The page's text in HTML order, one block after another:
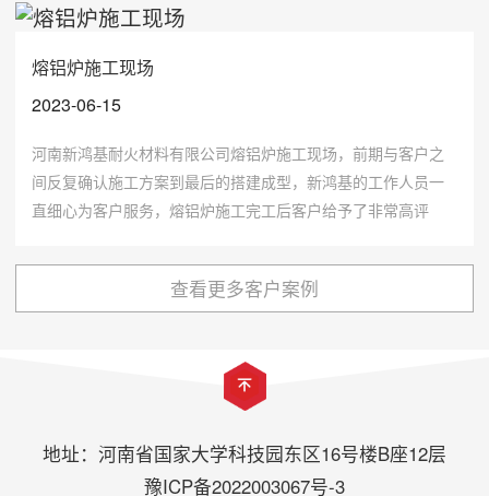
熔铝炉施工现场
2023-06-15
河南新鸿基耐火材料有限公司熔铝炉施工现场，前期与客户之
间反复确认施工方案到最后的搭建成型，新鸿基的工作人员一
直细心为客户服务，熔铝炉施工完工后客户给予了非常高评
查看更多客户案例
地址：河南省国家大学科技园东区16号楼B座12层
豫ICP备2022003067号-3